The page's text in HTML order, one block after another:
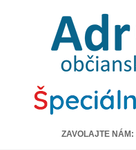
ADROSKO
OBČIANSKE
ZDRUŽENIE
ZAVOLAJTE